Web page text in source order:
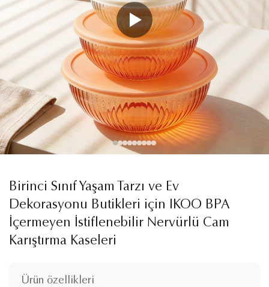
Birinci Sınıf Yaşam Tarzı ve Ev
Dekorasyonu Butikleri için IKOO BPA
İçermeyen İstiflenebilir Nervürlü Cam
Karıştırma Kaseleri
Ürün özellikleri